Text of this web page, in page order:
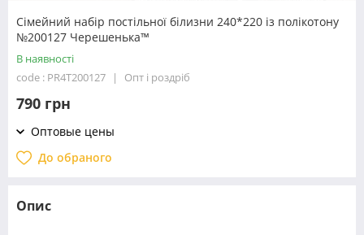
Сімейний набір постільної білизни 240*220 із полікотону
№200127 Черешенька™
В наявності
code : PR4T200127
Опт і роздріб
790 грн
Оптовые цены
До обраного
Опис